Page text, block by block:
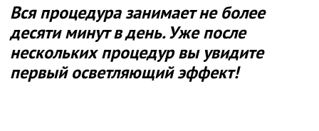
Вся процедура занимает не более
десяти минут в день. Уже после
нескольких процедур вы увидите
первый осветляющий эффект!